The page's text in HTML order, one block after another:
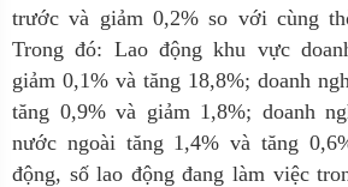
trước và giảm 0,2% so với cùng
Trong đó: Lao động khu vực
giảm 0,1% và tăng 18,8%; doanh
tăng 0,9% và giảm 1,8%; doanh
nước ngoài tăng 1,4% và tăng
động, số lao động đang làm việc